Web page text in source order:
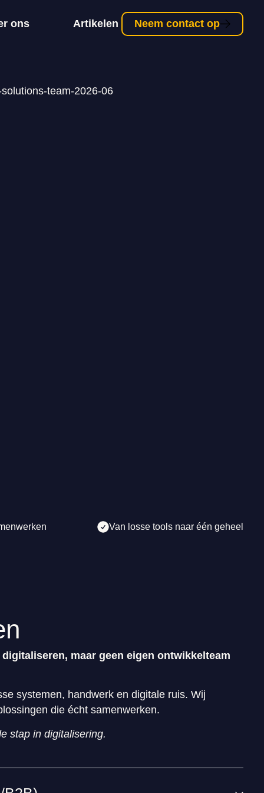
ons Artikelen Neem contact op
Van losse tools naar één geheel
maar geen eigen ontwikkelteam
systemen, handwerk en digitale ruis. Wij
die écht samenwerken.
stap in digitalisering.